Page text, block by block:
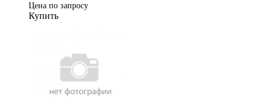
Цена по запросу
Купить